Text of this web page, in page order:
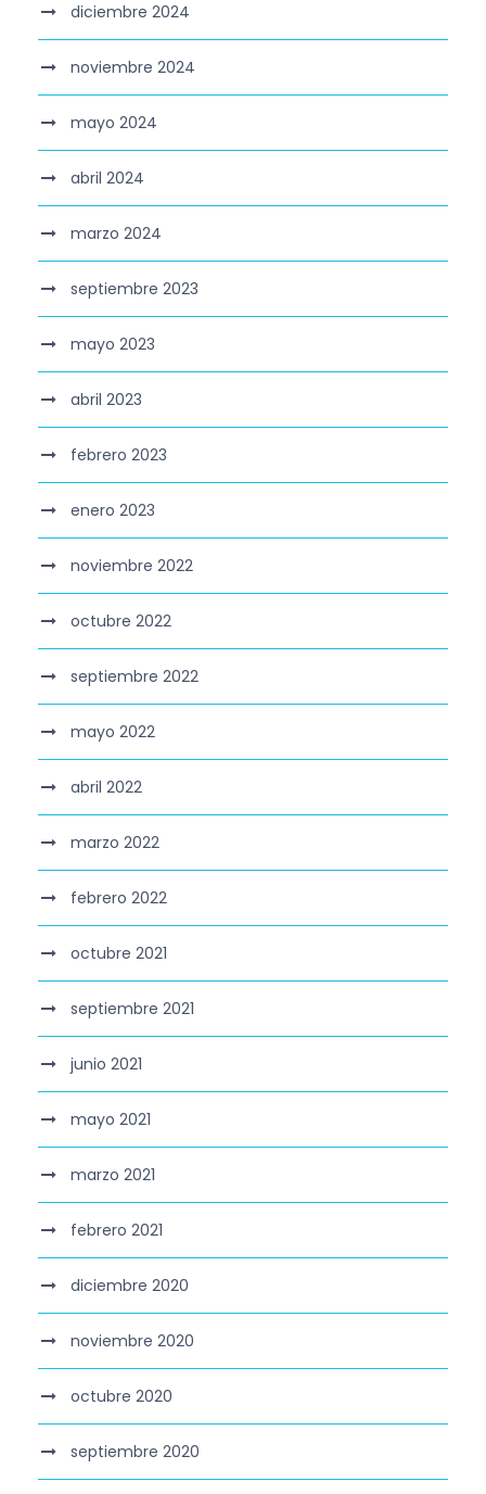
diciembre 2024
noviembre 2024
mayo 2024
abril 2024
marzo 2024
septiembre 2023
mayo 2023
abril 2023
febrero 2023
enero 2023
noviembre 2022
octubre 2022
septiembre 2022
mayo 2022
abril 2022
marzo 2022
febrero 2022
octubre 2021
septiembre 2021
junio 2021
mayo 2021
marzo 2021
febrero 2021
diciembre 2020
noviembre 2020
octubre 2020
septiembre 2020